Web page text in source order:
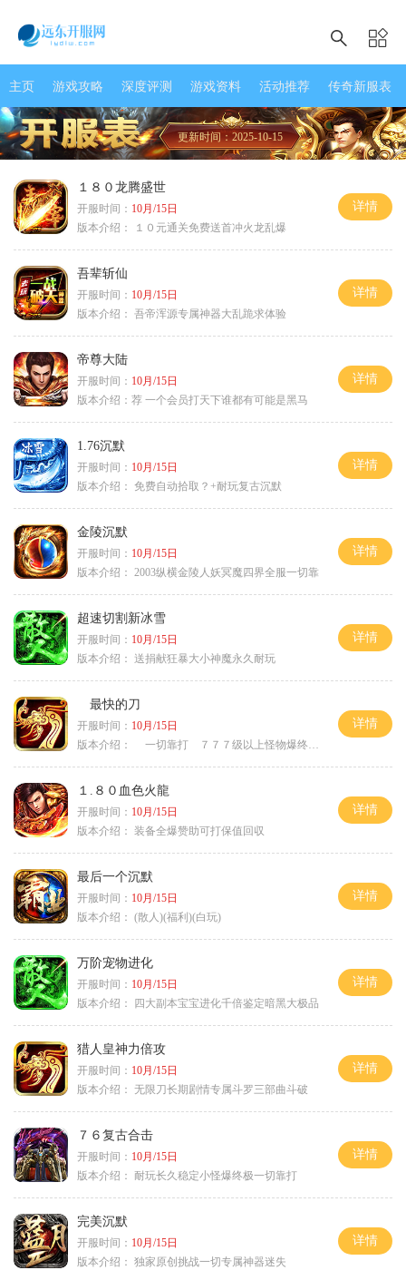
主页 游戏攻略 深度评测 游戏资料 活动推荐 传奇新服表
更新时间：2025-10-15
１８０龙腾盛世
开服时间： 10月/15日
版本介绍：
１０元通关免费送首冲火龙乱爆
详情
吾辈斩仙
开服时间： 10月/15日
版本介绍： 吾帝浑源专属神器大乱跪求体验
详情
帝尊大陆
开服时间： 10月/15日
版本介绍： 荐 一个会员打天下谁都有可能是黑马
详情
1.76沉默
开服时间： 10月/15日
版本介绍： 免费自动拾取？+耐玩复古沉默
详情
金陵沉默
开服时间： 10月/15日
版本介绍： 2003纵横金陵人妖冥魔四界全服一切靠
详情
超速切割新冰雪
开服时间： 10月/15日
版本介绍： 送捐献狂暴大小神魔永久耐玩
详情
最快的刀
开服时间： 10月/15日
版本介绍：
一切靠打 ７７７级以上怪物爆终极
详情
１.８０血色火龍
开服时间： 10月/15日
版本介绍： 装备全爆赞助可打保值回収
详情
最后一个沉默
开服时间： 10月/15日
版本介绍： (散人)(福利)(白玩)
详情
万阶宠物进化
开服时间： 10月/15日
版本介绍：
四大副本宝宝进化千倍鉴定暗黑大极品
详情
猎人皇神力倍攻
开服时间： 10月/15日
版本介绍： 无限刀长期剧情专属斗罗三部曲斗破
详情
７６复古合击
开服时间： 10月/15日
版本介绍： 耐玩长久稳定小怪爆终极一切靠打
详情
完美沉默
开服时间： 10月/15日
版本介绍： 独家原创挑战一切专属神器迷失
详情